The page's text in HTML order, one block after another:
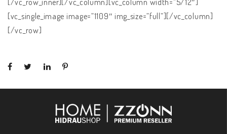
[/vc_row_inner][/vc_column][vc_column width=”5/12″]
[vc_single_image image=”1109″ img_size=”full”][/vc_column]
[/vc_row]